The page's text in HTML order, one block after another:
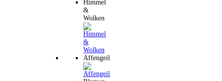
Himmel
&
Wolken
Affengeil